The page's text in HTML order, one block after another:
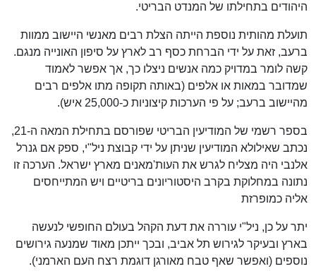
היהודים בתחילתו של המנדט הבריטי.
תועלת מהותית נוספת הייתה הצלת רבים מאנשי היישוב ממוות
ברעב, זאת על ידי הברחת כסף רב לארץ על סיפון האונייה מנגם.
קשה לומר במדויק כמה אנשים ניצלו כך, אך אפשר לאמוד
שמדובר במאות או אלפים (באותה תקופה מתו אלפים רבים
מהיישוב ברעב; על פי הערכות קיצוניות כ-25,000 איש).
בספר רשמי של המודיעין הבריטי שפורסם בתחילת המאה ה-21,
נכתב שאילולא המודיעין שניתן על ידי קבוצת ניל"י, ספק אם גנרל
אלנבי היה מצליח לגרש את העות'מאנים מארץ ישראל. הערכה זו
נתונה במחלוקת בקרב היסטוריונים בריטיים ויש המתייחסים
אליה כמופרזת
יתר על כן, ניל"י עוררה את דעת הקהל בעולם החופשי לנעשה
בארץ ובעיקר לגירוש תל אביב, ובכך ייתכן מאוד שמנעה גירושים
נוספים (ואפשר שאף טבח מאורגן דוגמת רצח העם הארמני).